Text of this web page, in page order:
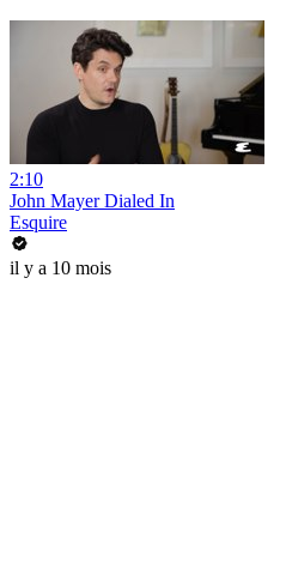
2:10
John Mayer Dialed In
Esquire
il y a 10 mois